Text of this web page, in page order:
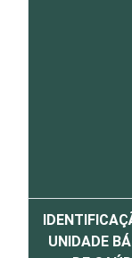
UNIDADE